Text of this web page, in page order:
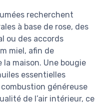
recherchent
à base de rose, des
ou des accords
miel, afin de
maison. Une bougie
essentielles
généreuse
de l’air intérieur, ce